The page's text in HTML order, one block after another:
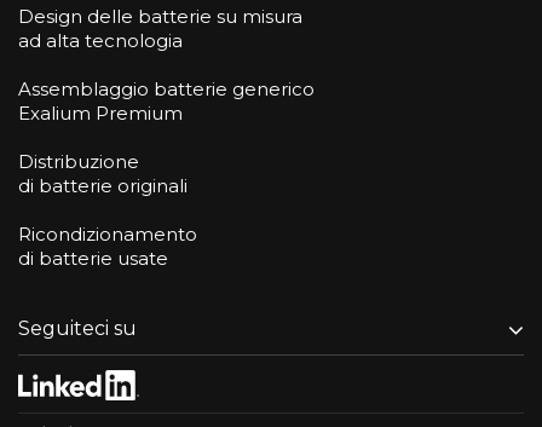
Design delle batterie su misura
ad alta tecnologia
Assemblaggio batterie generico
Exalium Premium
Distribuzione
di batterie originali
Ricondizionamento
di batterie usate
Seguiteci su